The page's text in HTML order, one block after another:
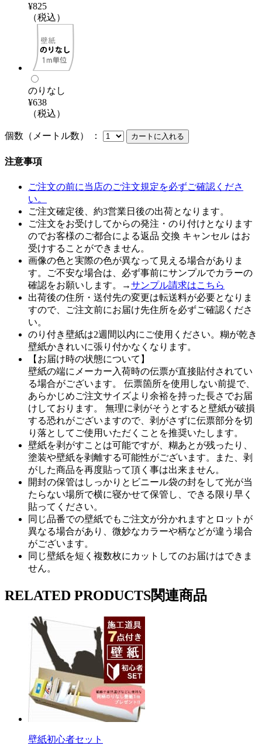
¥825
（税込）
のりなし
¥638
（税込）
個数（メートル数） ：
注意事項
ご注文の前に当店のご注文規定を必ずご確認くださ
い。
ご注文確定後、約3営業日後の出荷となります。
ご注文をお受けしてからの発注・のり付けとなります
のでお客様のご都合による返品 交換 キャンセル はお
受けすることができません。
画像の色と実際の色が異なって見える場合がありま
す。ご不安な場合は、必ず事前にサンプルでカラーの
確認をお願いします。→サンプル請求はこちら
出荷後の住所・送付先の変更は転送料が必要となりま
すので、ご注文前にお届け先住所を必ずご確認くださ
い。
のり付き壁紙は2週間以内にご使用ください。糊が乾き
壁紙かきれいに張り付かなくなります。
【お届け時の状態について】
壁紙の端にメーカー入荷時の伝票が直接貼付されてい
る場合がございます。 伝票箇所を使用しない前提で、
あらかじめご注文サイズより余裕を持った長さでお届
けしております。 無理に剥がそうとすると壁紙が破損
する恐れがございますので、剥がさずに伝票部分を切
り落としてご使用いただくことを推奨いたします。
壁紙を剥がすことは可能ですが、糊あとが残ったり、
塗装や壁紙を剥離する可能性がございます。また、剥
がした商品を再度貼って頂く事は出来ません。
開封の保管はしっかりとビニール袋の封をして光が当
たらない場所で横に寝かせて保管し、できる限り早く
貼ってください。
同じ品番での壁紙でもご注文が分かれますとロットが
異なる場合があり、微妙なカラーや柄などが違う場合
がございます。
同じ壁紙を短く複数枚にカットしてのお届けはできま
せん。
RELATED PRODUCTS関連商品
壁紙初心者セット